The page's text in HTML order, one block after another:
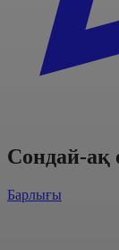
Сондай-
Барлығы